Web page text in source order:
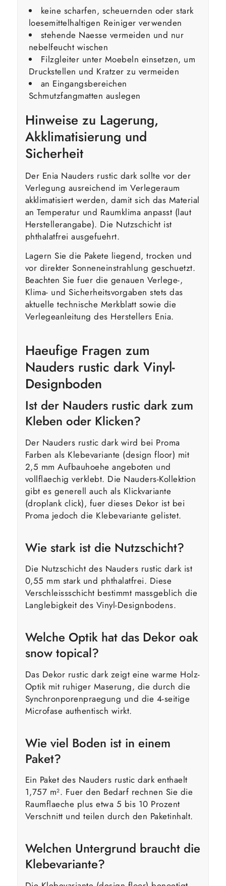
keine scharfen, scheuernden oder stark
loesemittelhaltigen Reiniger verwenden
stehende Naesse vermeiden und nur
nebelfeucht wischen
Filzgleiter unter Moebeln einsetzen, um
Druckstellen und Kratzer zu vermeiden
an Eingangsbereichen
Schmutzfangmatten auslegen
Hinweise zu Lagerung,
Akklimatisierung und
Sicherheit
Der Enia Nauders rustic dark sollte vor der
Verlegung ausreichend im Verlegeraum
akklimatisiert werden, damit sich das Material
an Temperatur und Raumklima anpasst (laut
Herstellerangabe). Die Nutzschicht ist
phthalatfrei ausgefuehrt.
Lagern Sie die Pakete liegend, trocken und
vor direkter Sonneneinstrahlung geschuetzt.
Beachten Sie fuer die genauen Verlege-,
Klima- und Sicherheitsvorgaben stets das
aktuelle technische Merkblatt sowie die
Verlegeanleitung des Herstellers Enia.
Haeufige Fragen zum
Nauders rustic dark Vinyl-
Designboden
Ist der Nauders rustic dark zum
Kleben oder Klicken?
Der Nauders rustic dark wird bei Proma
Farben als Klebevariante (design floor) mit
2,5 mm Aufbauhoehe angeboten und
vollflaechig verklebt. Die Nauders-Kollektion
gibt es generell auch als Klickvariante
(droplank click), fuer dieses Dekor ist bei
Proma jedoch die Klebevariante gelistet.
Wie stark ist die Nutzschicht?
Die Nutzschicht des Nauders rustic dark ist
0,55 mm stark und phthalatfrei. Diese
Verschleissschicht bestimmt massgeblich die
Langlebigkeit des Vinyl-Designbodens.
Welche Optik hat das Dekor oak
snow topical?
Das Dekor rustic dark zeigt eine warme Holz-
Optik mit ruhiger Maserung, die durch die
Synchronporenpraegung und die 4-seitige
Microfase authentisch wirkt.
Wie viel Boden ist in einem
Paket?
Ein Paket des Nauders rustic dark enthaelt
1,757 m². Fuer den Bedarf rechnen Sie die
Raumflaeche plus etwa 5 bis 10 Prozent
Verschnitt und teilen durch den Paketinhalt.
Welchen Untergrund braucht die
Klebevariante?